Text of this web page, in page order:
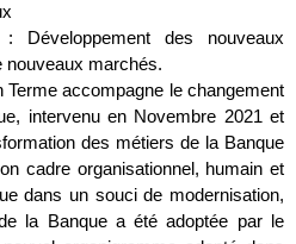
Développement des nouveaux
nouveaux marchés.
accompagne le changement
intervenu en Novembre 2021 et
des métiers de la Banque
cadre organisationnel, humain et
dans un souci de modernisation,
la Banque a été adoptée par le